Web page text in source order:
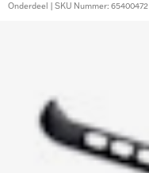
Onderdeel | SKU Nummer: 65400472